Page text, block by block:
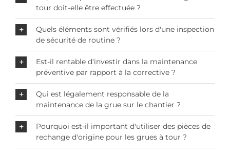
tour doit-elle être effectuée ?
Quels éléments sont vérifiés lors d'une inspection
de sécurité de routine ?
Est-il rentable d'investir dans la maintenance
préventive par rapport à la corrective ?
Qui est légalement responsable de la
maintenance de la grue sur le chantier ?
Pourquoi est-il important d'utiliser des pièces de
rechange d'origine pour les grues à tour ?